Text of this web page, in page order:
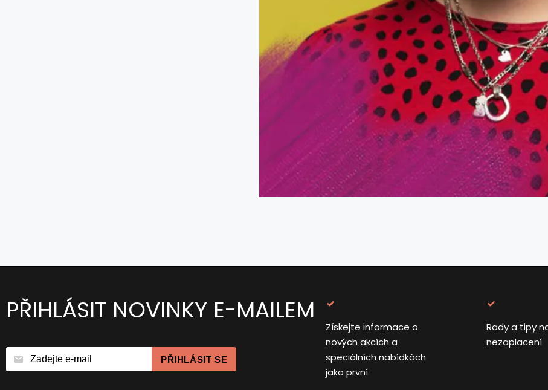
PŘIHLÁSIT NOVINKY E-MAILEM
PŘIHLÁSIT SE
Získejte informace o
nových akcích a
speciálních nabídkách
jako první
Rady a tipy
nezaplacení